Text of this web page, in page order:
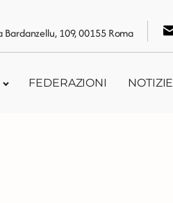
Bardanzellu, 109, 00155 Roma
FEDERAZIONI NOTIZIE